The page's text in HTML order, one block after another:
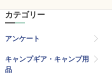
カテゴリー
アンケート
キャンプギア・キャンプ用
品